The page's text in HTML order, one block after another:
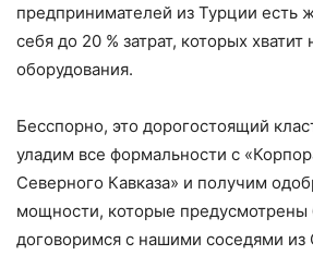
предпринимателей из Турции есть
себя до 20 % затрат, которых
оборудования.
Бесспорно, это дорогостоящий
уладим все формальности с
Северного Кавказа» и получим
мощности, которые предусмотрены
договоримся с нашими соседями из